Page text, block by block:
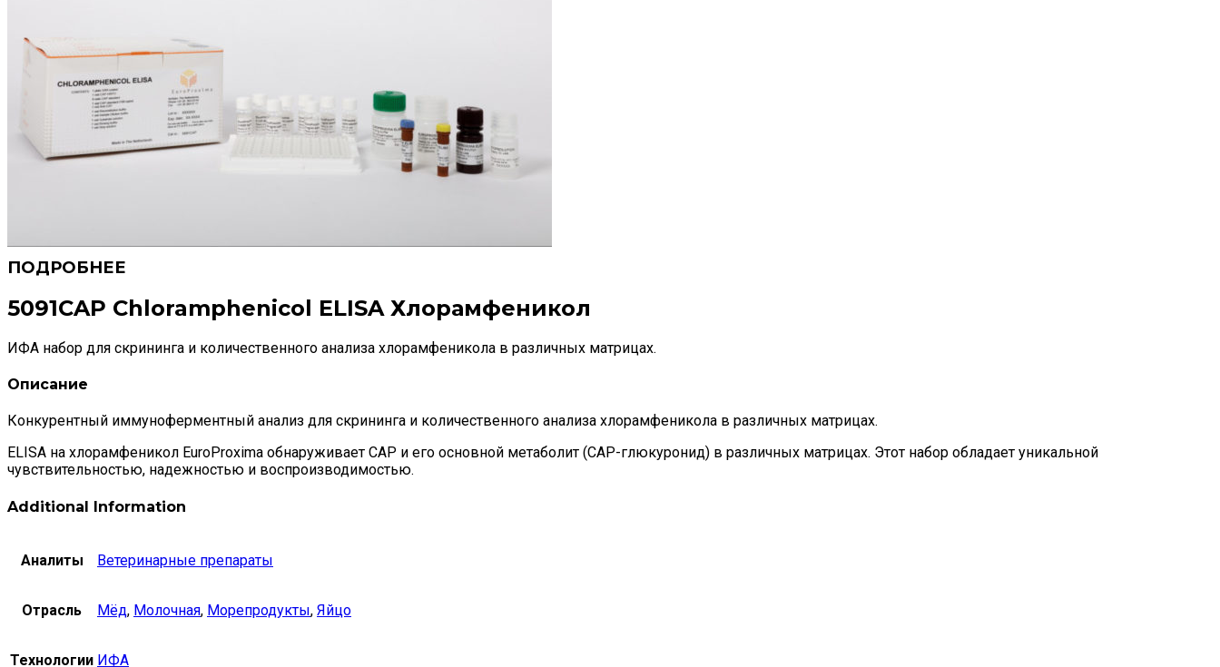
5091CAP Chloramphenicol ELISA Хлорамфеникол
ИФА набор для скрининга и количественного анализа хлорамфеникола в различных матрицах.
Описание
Конкурентный иммуноферментный анализ для скрининга и количественного анализа хлорамфеникола в различных матрицах.
ELISA на хлорамфеникол EuroProxima обнаруживает CAP и его основной метаболит (CAP-глюкуронид) в различных матрицах. Этот набор обладает уникальной
чувствительностью, надежностью и воспроизводимостью.
Additional Information
Аналиты Ветеринарные препараты
Отрасль Мёд, Молочная, Морепродукты, Яйцо
Технологии ИФА